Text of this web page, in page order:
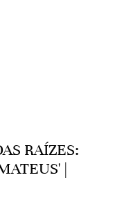
RAÍZES:
|